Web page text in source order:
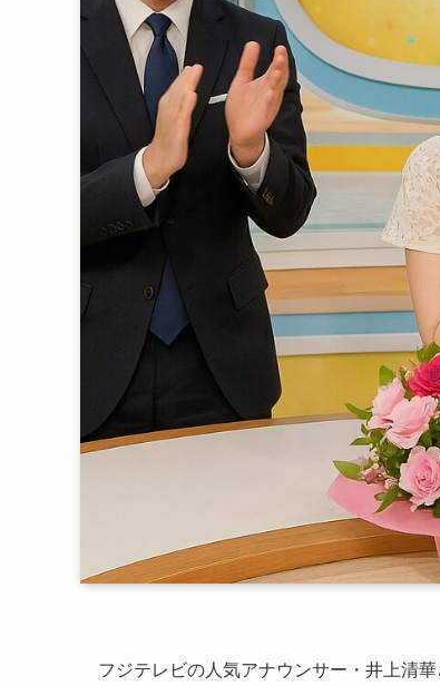
フジテレビの人気アナウンサー・井上清華